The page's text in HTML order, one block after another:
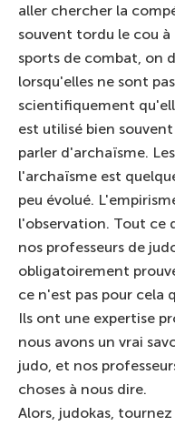
aller chercher la
souvent tordu le cou
sports de combat, on
lorsqu'elles ne sont
scientifiquement
est utilisé bien
parler d'archaïsme.
l'archaïsme est
peu évolué.
l'observation. Tout ce
nos professeurs de
obligatoirement
ce n'est pas pour cela
Ils ont une expertise
nous avons un vrai
judo, et nos
choses à nous dire.
Alors, judokas,